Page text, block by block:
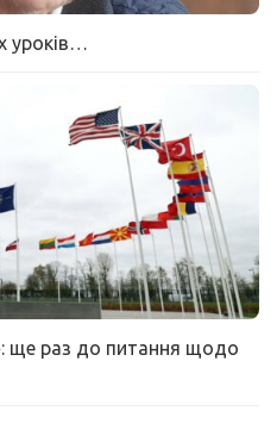
уроків…
ще раз до питання щодо